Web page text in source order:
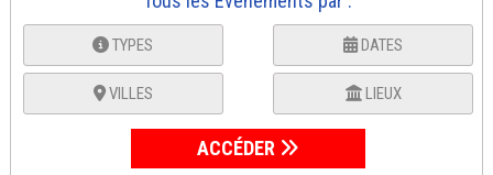
TYPES DATES
VILLES LIEUX
ACCÉDER